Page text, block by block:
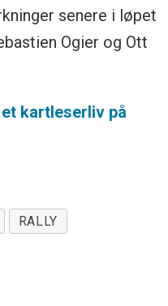
senere i løpet
Ogier og Ott
kartleserliv på
RALLY